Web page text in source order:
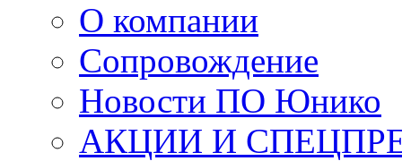
О компании
Сопровождение
Новости ПО Юнико
АКЦИИ И